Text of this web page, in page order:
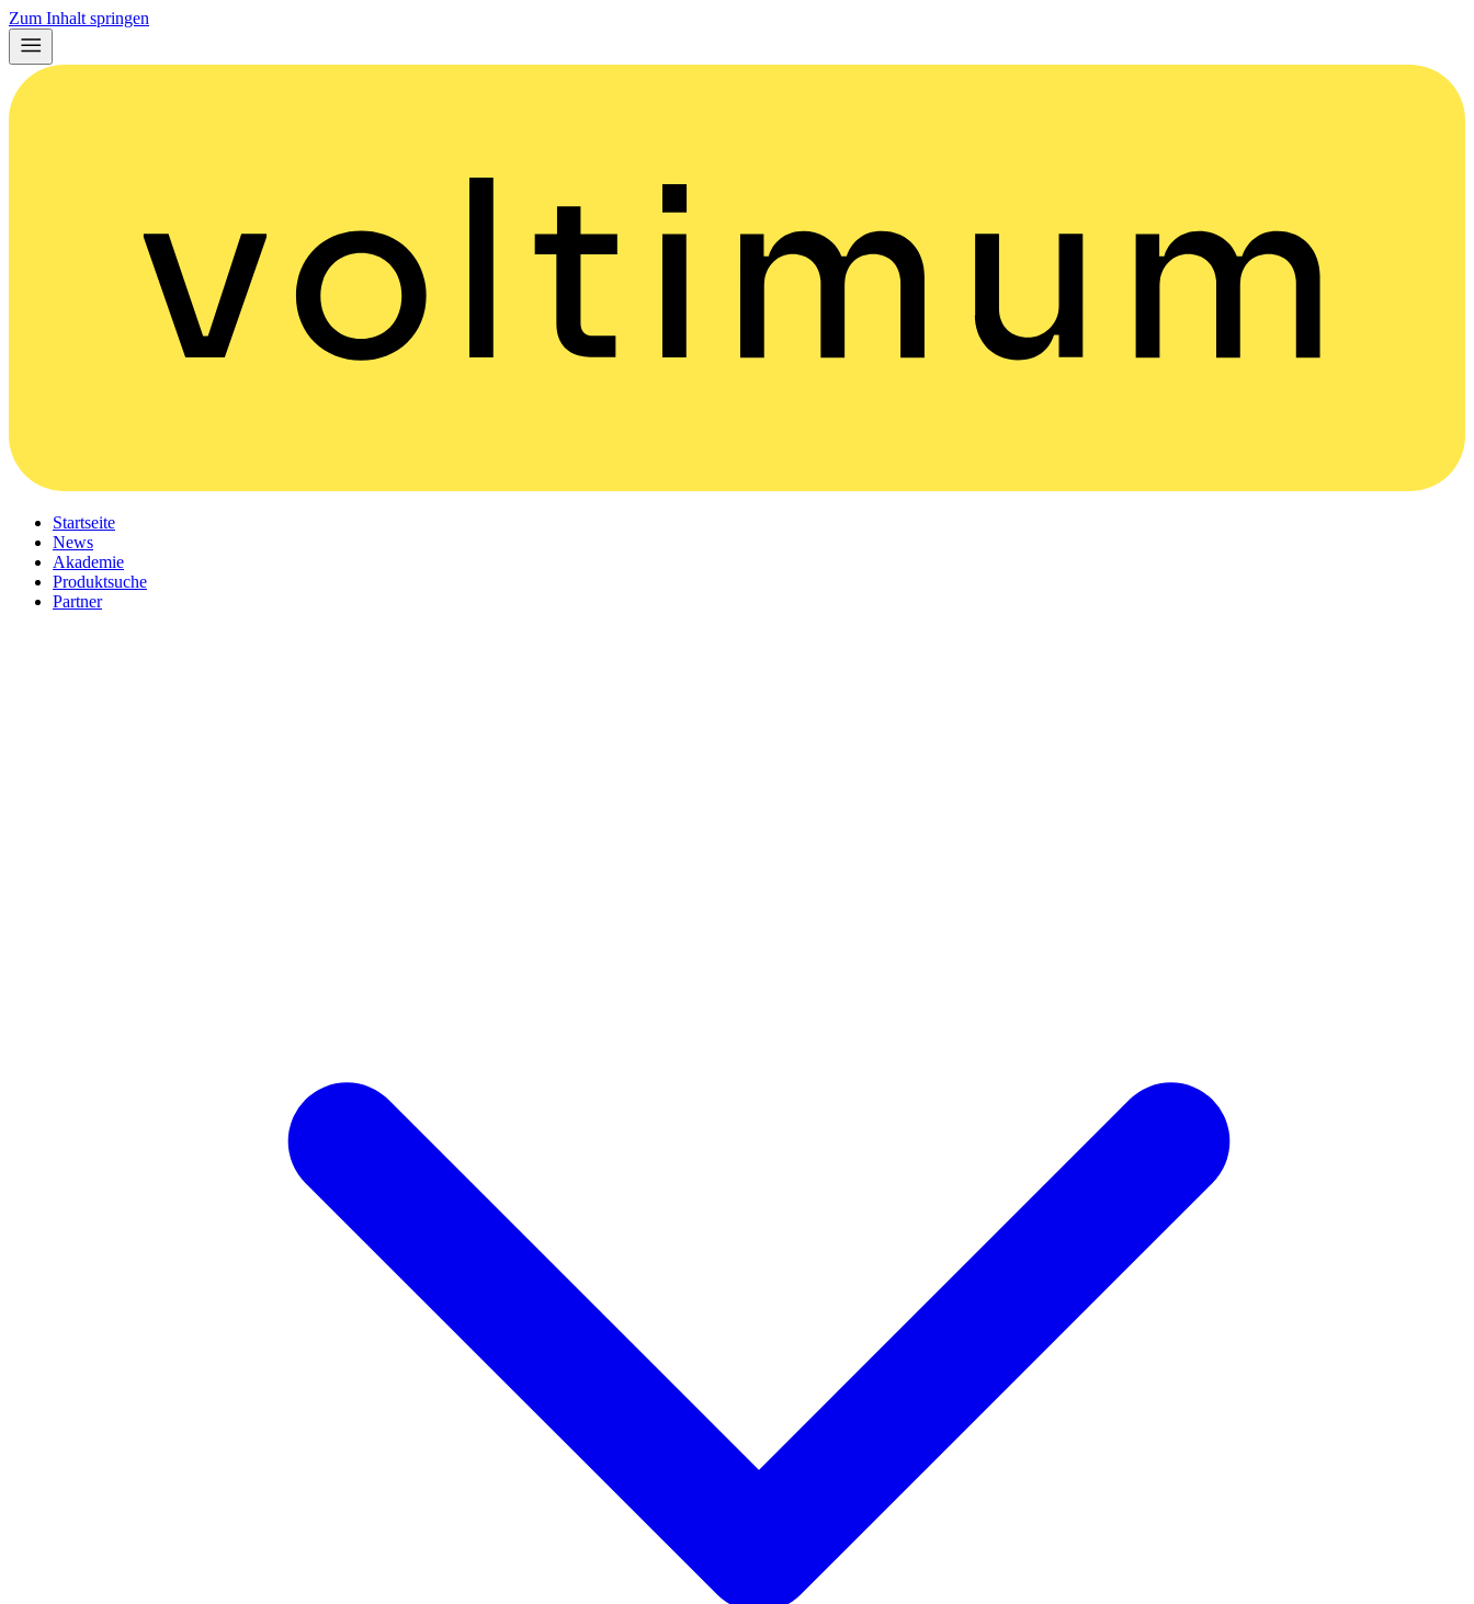
Zum Inhalt springen
Startseite
News
Akademie
Produktsuche
Partner